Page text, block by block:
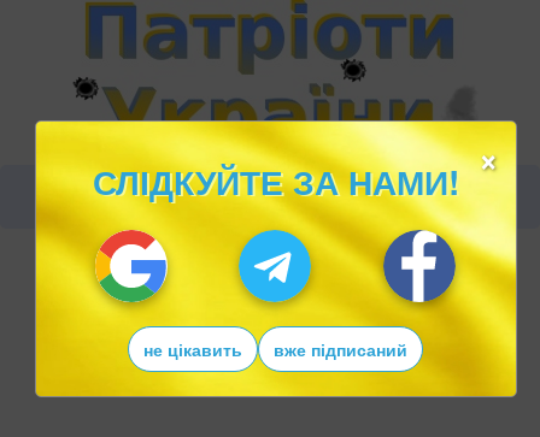
×
СЛІДКУЙТЕ ЗА НАМИ!
не цікавить вже підписаний